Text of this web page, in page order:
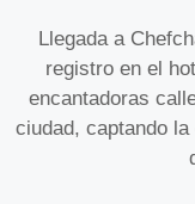
Llegada a
registro en el
encantadoras
ciudad, captando